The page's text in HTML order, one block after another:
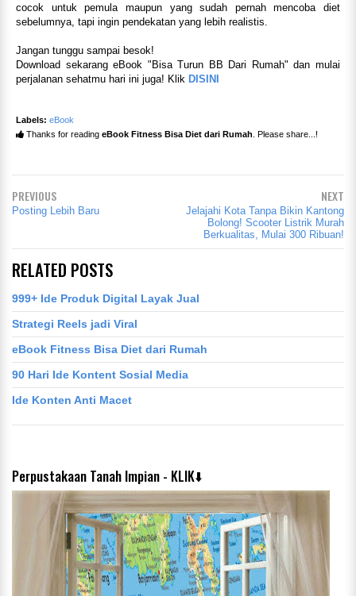
cocok untuk pemula maupun yang sudah pernah mencoba diet
sebelumnya, tapi ingin pendekatan yang lebih realistis.
Jangan tunggu sampai besok!
Download sekarang eBook "Bisa Turun BB Dari Rumah" dan mulai
perjalanan sehatmu hari ini juga! Klik DISINI
Labels: eBook
Thanks for reading eBook Fitness Bisa Diet dari Rumah . Please share...!
PREVIOUS
Posting Lebih Baru
NEXT
Jelajahi Kota Tanpa Bikin Kantong
Bolong! Scooter Listrik Murah
Berkualitas, Mulai 300 Ribuan!
RELATED POSTS
999+ Ide Produk Digital Layak Jual
Strategi Reels jadi Viral
eBook Fitness Bisa Diet dari Rumah
90 Hari Ide Kontent Sosial Media
Ide Konten Anti Macet
Perpustakaan Tanah Impian - KLIK⬇️